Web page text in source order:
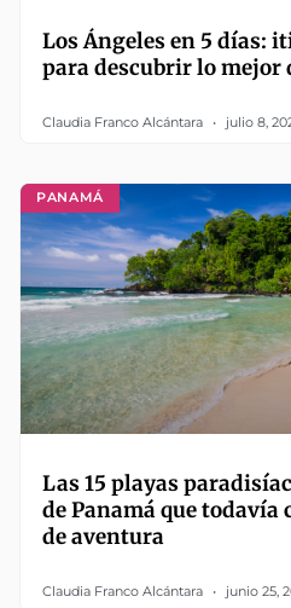
Los Ángeles en 5 días:
para descubrir lo mejor
Claudia Franco Alcántara julio 8,
PANAMÁ
Las 15 playas
de Panamá que
de aventura
Claudia Franco Alcántara junio 25,